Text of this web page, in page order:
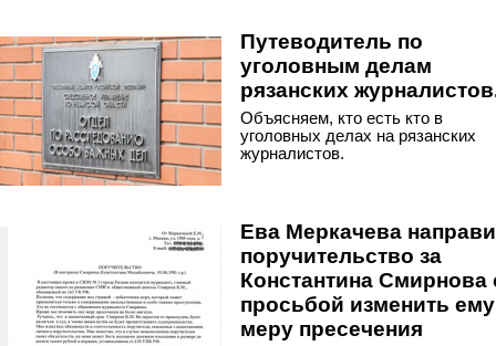
Путеводитель по
уголовным делам
рязанских
Объясняем, кто есть кто в
уголовных делах на рязанских
журналистов.
Ева Меркачева
поручительство за
Константина Смирнова
просьбой изменить ему
меру пресечения